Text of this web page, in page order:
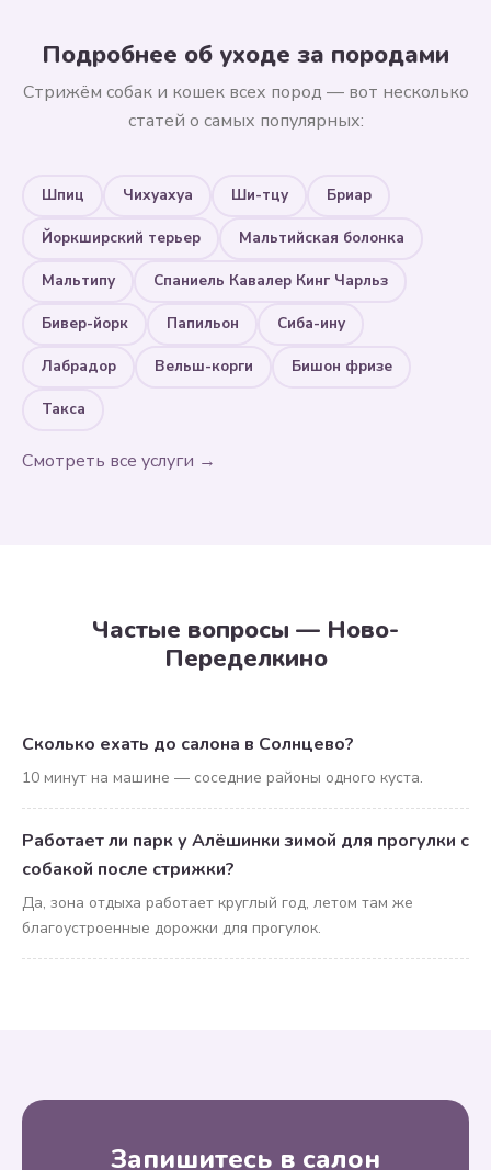
Подробнее об уходе за породами
Стрижём собак и кошек всех пород — вот несколько
статей о самых популярных:
Шпиц Чихуахуа Ши-тцу Бриар
Йоркширский терьер Мальтийская болонка
Мальтипу Спаниель Кавалер Кинг Чарльз
Бивер-йорк Папильон Сиба-ину
Лабрадор Вельш-корги Бишон фризе
Такса
Смотреть все услуги →
Частые вопросы — Ново-
Переделкино
Сколько ехать до салона в Солнцево?
10 минут на машине — соседние районы одного куста.
Работает ли парк у Алёшинки зимой для прогулки с
собакой после стрижки?
Да, зона отдыха работает круглый год, летом там же
благоустроенные дорожки для прогулок.
Запишитесь в салон